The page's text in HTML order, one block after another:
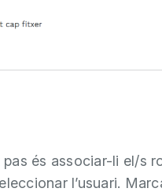
pas és associar-li el/s
l’usuari.